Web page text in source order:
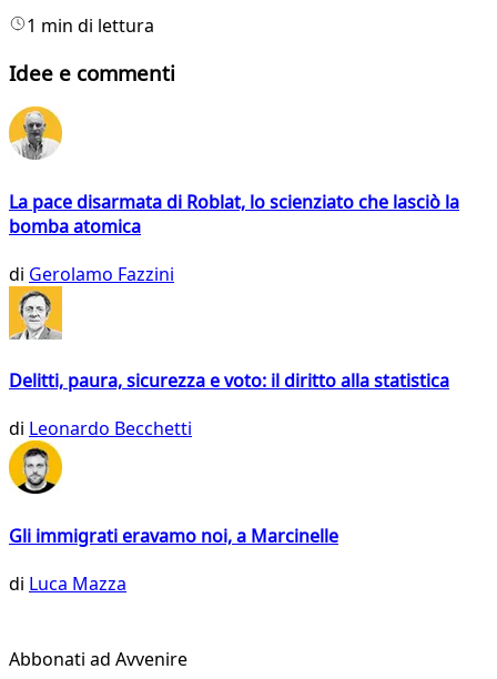
1 min di lettura
Idee e commenti
La pace disarmata di Roblat, lo scienziato che lasciò la
bomba atomica
di Gerolamo Fazzini
Delitti, paura, sicurezza e voto: il diritto alla statistica
di Leonardo Becchetti
Gli immigrati eravamo noi, a Marcinelle
di Luca Mazza
Abbonati ad Avvenire